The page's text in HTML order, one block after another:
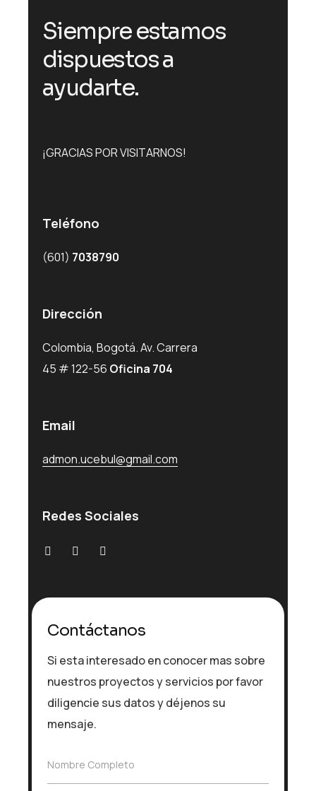
Siempreestamos
dispuestosa
ayudarte.
¡GRACIAS POR VISITARNOS!
Teléfono
(601) 7038790
Dirección
Colombia, Bogotá. Av. Carrera
45 # 122-56 Oficina 704
Email
admon.ucebul@gmail.com
Redes Sociales
Contáctanos
Si esta interesado en conocer mas sobre
nuestros proyectos y servicios por favor
diligencie sus datos y déjenos su
mensaje.
N
Nombre Completo